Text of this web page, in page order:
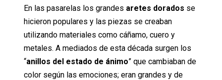
En las pasarelas los grandes aretes dorados se
hicieron populares y las piezas se creaban
utilizando materiales como cáñamo, cuero y
metales. A mediados de esta década surgen los
“anillos del estado de ánimo” que cambiaban de
color según las emociones; eran grandes y de